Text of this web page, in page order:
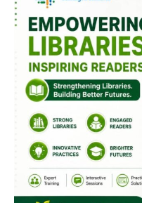
00:00
NURTURING CREATIVITY –